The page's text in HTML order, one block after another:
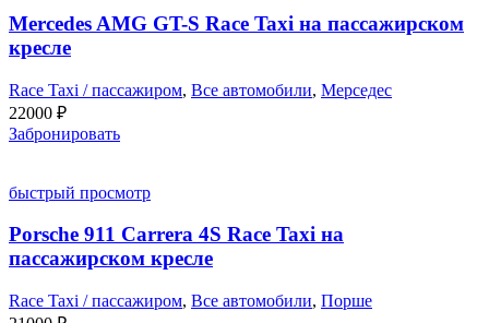
Mercedes AMG GT-S Race Taxi на пассажирском
кресле
Race Taxi / пассажиром, Все автомобили, Мерседес
22000 ₽
Забронировать
быстрый просмотр
Porsche 911 Carrera 4S Race Taxi на
пассажирском кресле
Race Taxi / пассажиром, Все автомобили, Порше